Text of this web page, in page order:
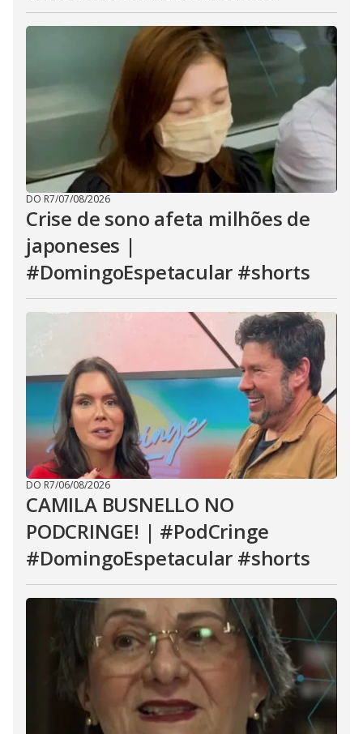
DO R7/07/08/2026
Crise de sono afeta milhões de
japoneses |
#DomingoEspetacular #shorts
DO R7/06/08/2026
CAMILA BUSNELLO NO
PODCRINGE! | #PodCringe
#DomingoEspetacular #shorts